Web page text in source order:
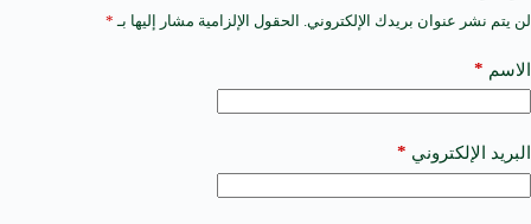
لن يتم نشر عنوان بريدك الإلكتروني. الحقول الإلزامية مشار إليها بـ *
الاسم *
البريد الإلكتروني *
A
t
e
a
t
i